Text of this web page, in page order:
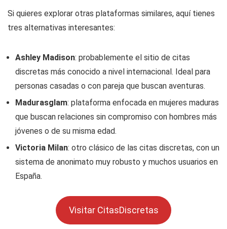
Si quieres explorar otras plataformas similares, aquí tienes
tres alternativas interesantes:
Ashley Madison: probablemente el sitio de citas
discretas más conocido a nivel internacional. Ideal para
personas casadas o con pareja que buscan aventuras.
Madurasglam: plataforma enfocada en mujeres maduras
que buscan relaciones sin compromiso con hombres más
jóvenes o de su misma edad.
Victoria Milan: otro clásico de las citas discretas, con un
sistema de anonimato muy robusto y muchos usuarios en
España.
Visitar CitasDiscretas